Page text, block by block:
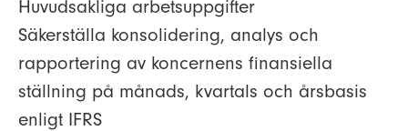
Huvudsakliga arbetsuppgifter
Säkerställa konsolidering, analys och
rapportering av koncernens finansiella
ställning på månads, kvartals och årsbasis
enligt IFRS